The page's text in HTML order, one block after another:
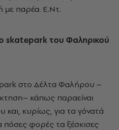
με παρέα. Ε.Ντ.
skatepark του Φαληρικού
στο Δέλτα Φαλήρου –
κάπως παραείναι
κυρίως, για τα γόνατά
φορές τα ξέσκισες